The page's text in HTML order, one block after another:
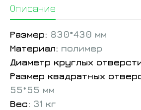
Описание
Размер: 830*430 мм
Материал: полимер
Диаметр круглых
Размер квадратных
55*55 мм
Вес: 31 кг